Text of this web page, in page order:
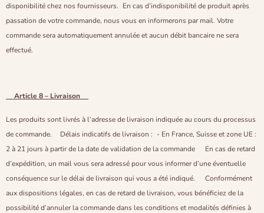
disponibilité chez nos fournisseurs. En cas d’indisponibilité de produit après
passation de votre commande, nous vous en informerons par mail. Votre
commande sera automatiquement annulée et aucun débit bancaire ne sera
effectué.
Article 8 – Livraison
Les produits sont livrés à l’adresse de livraison indiquée au cours du processus
de commande. Délais indicatifs de livraison : - En France, Suisse et zone UE :
2 à 21 jours à partir de la date de validation de la commande En cas de retard
d’expédition, un mail vous sera adressé pour vous informer d’une éventuelle
conséquence sur le délai de livraison qui vous a été indiqué. Conformément
aux dispositions légales, en cas de retard de livraison, vous bénéficiez de la
possibilité d’annuler la commande dans les conditions et modalités définies à